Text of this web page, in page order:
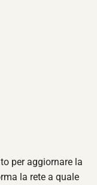
per aggiornare la
la rete a quale